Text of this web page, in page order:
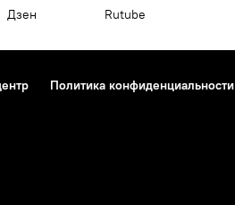
Дзен Rutube
Политика конфиденциальности